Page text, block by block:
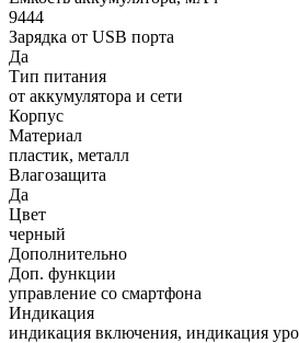
9444
Зарядка от USB порта
Да
Тип питания
от аккумулятора и сети
Корпус
Материал
пластик, металл
Влагозащита
Да
Цвет
черный
Дополнительно
Доп. функции
управление со смартфона
Индикация
индикация включения, индикация